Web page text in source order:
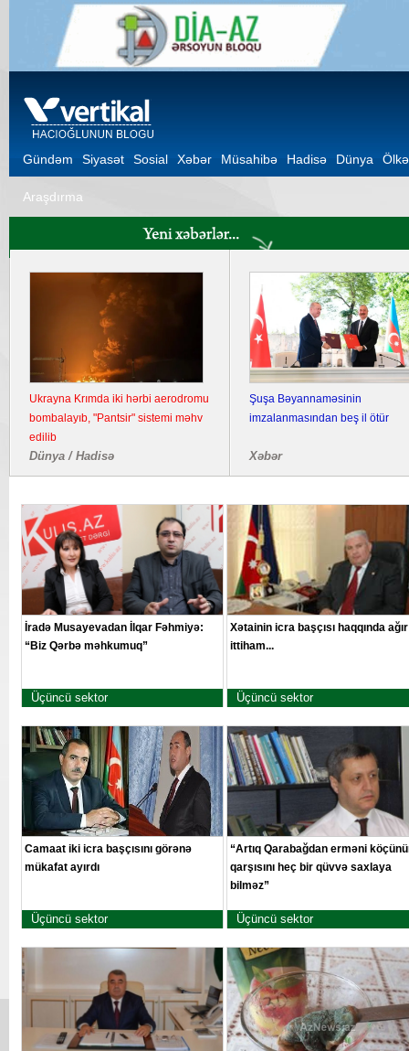
Gündəm Siyasət Sosial Xəbər Müsahibə Hadisə Dünya Ölkə
Araşdırma
Ukrayna Krımda iki hərbi aerodromu
bombalayıb, "Pantsir" sistemi məhv
edilib
Dünya / Hadisə
Şuşa Bəyannaməsinin
imzalanmasından beş il ötür
Xəbər
İradə Musayevadan İlqar Fəhmiyə:
“Biz Qərbə məhkumuq”
Üçüncü sektor
Xətainin icra başçısı haqqında ağır
ittiham...
Üçüncü sektor
Camaat iki icra başçısını görənə
mükafat ayırdı
Üçüncü sektor
“Artıq Qarabağdan erməni
qarşısını heç bir qüvvə saxlaya
bilməz”
Üçüncü sektor